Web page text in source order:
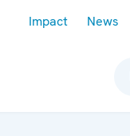
Impact News